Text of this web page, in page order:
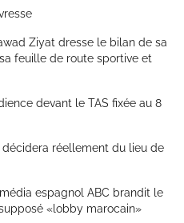
Ziyat dresse le bilan de sa
feuille de route sportive et
devant le TAS fixée au 8
réellement du lieu de
espagnol ABC brandit le
«lobby marocain»